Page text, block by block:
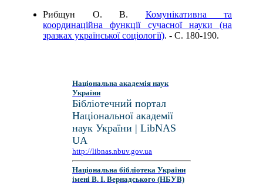
Рибщун О. В. Комунікативна та
координаційна функції сучасної науки (на
зразках української соціології). - C. 180-190.
Національна академія наук
України
Бібліотечний портал
Національної академії
наук України | LibNAS
UA
http://libnas.nbuv.gov.ua
Національна бібліотека України
імені В. І. Вернадського (НБУВ)